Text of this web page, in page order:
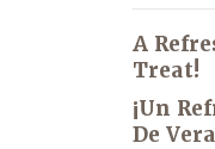
A
Treat!
¡Un
De